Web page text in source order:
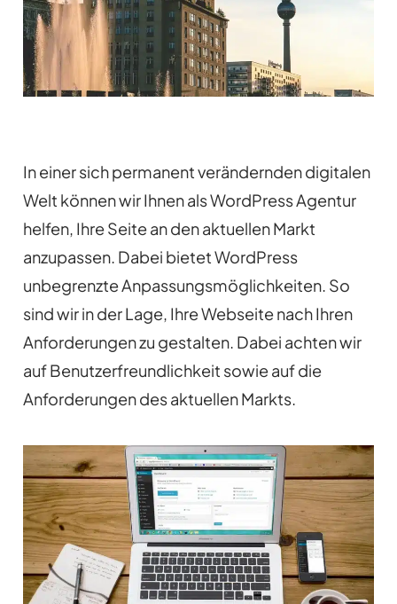
In einer sich permanent verändernden digitalen
Welt können wir Ihnen als WordPress Agentur
helfen, Ihre Seite an den aktuellen Markt
anzupassen. Dabei bietet WordPress
unbegrenzte Anpassungsmöglichkeiten. So
sind wir in der Lage, Ihre Webseite nach Ihren
Anforderungen zu gestalten. Dabei achten wir
auf Benutzerfreundlichkeit sowie auf die
Anforderungen des aktuellen Markts.